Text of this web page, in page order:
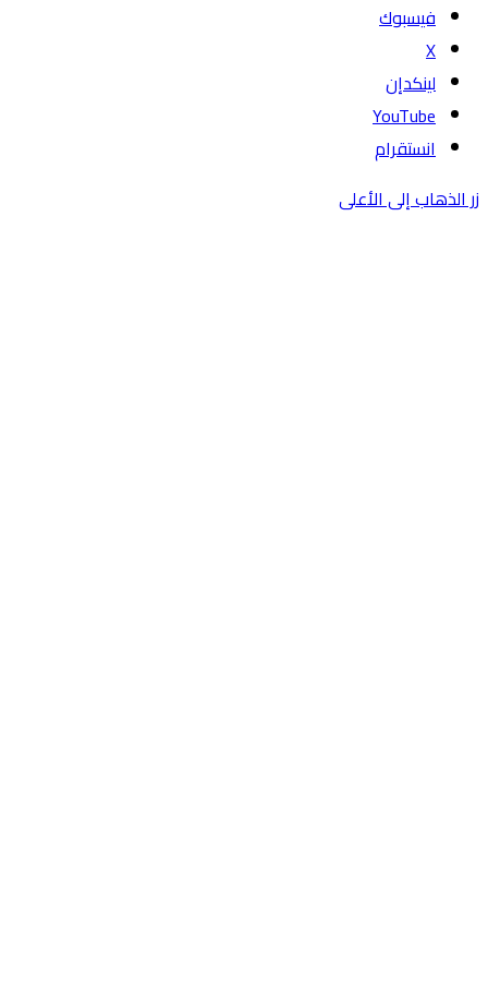
فيسبوك
‫X
لينكدإن
‫YouTube
انستقرام
زر الذهاب إلى الأعلى